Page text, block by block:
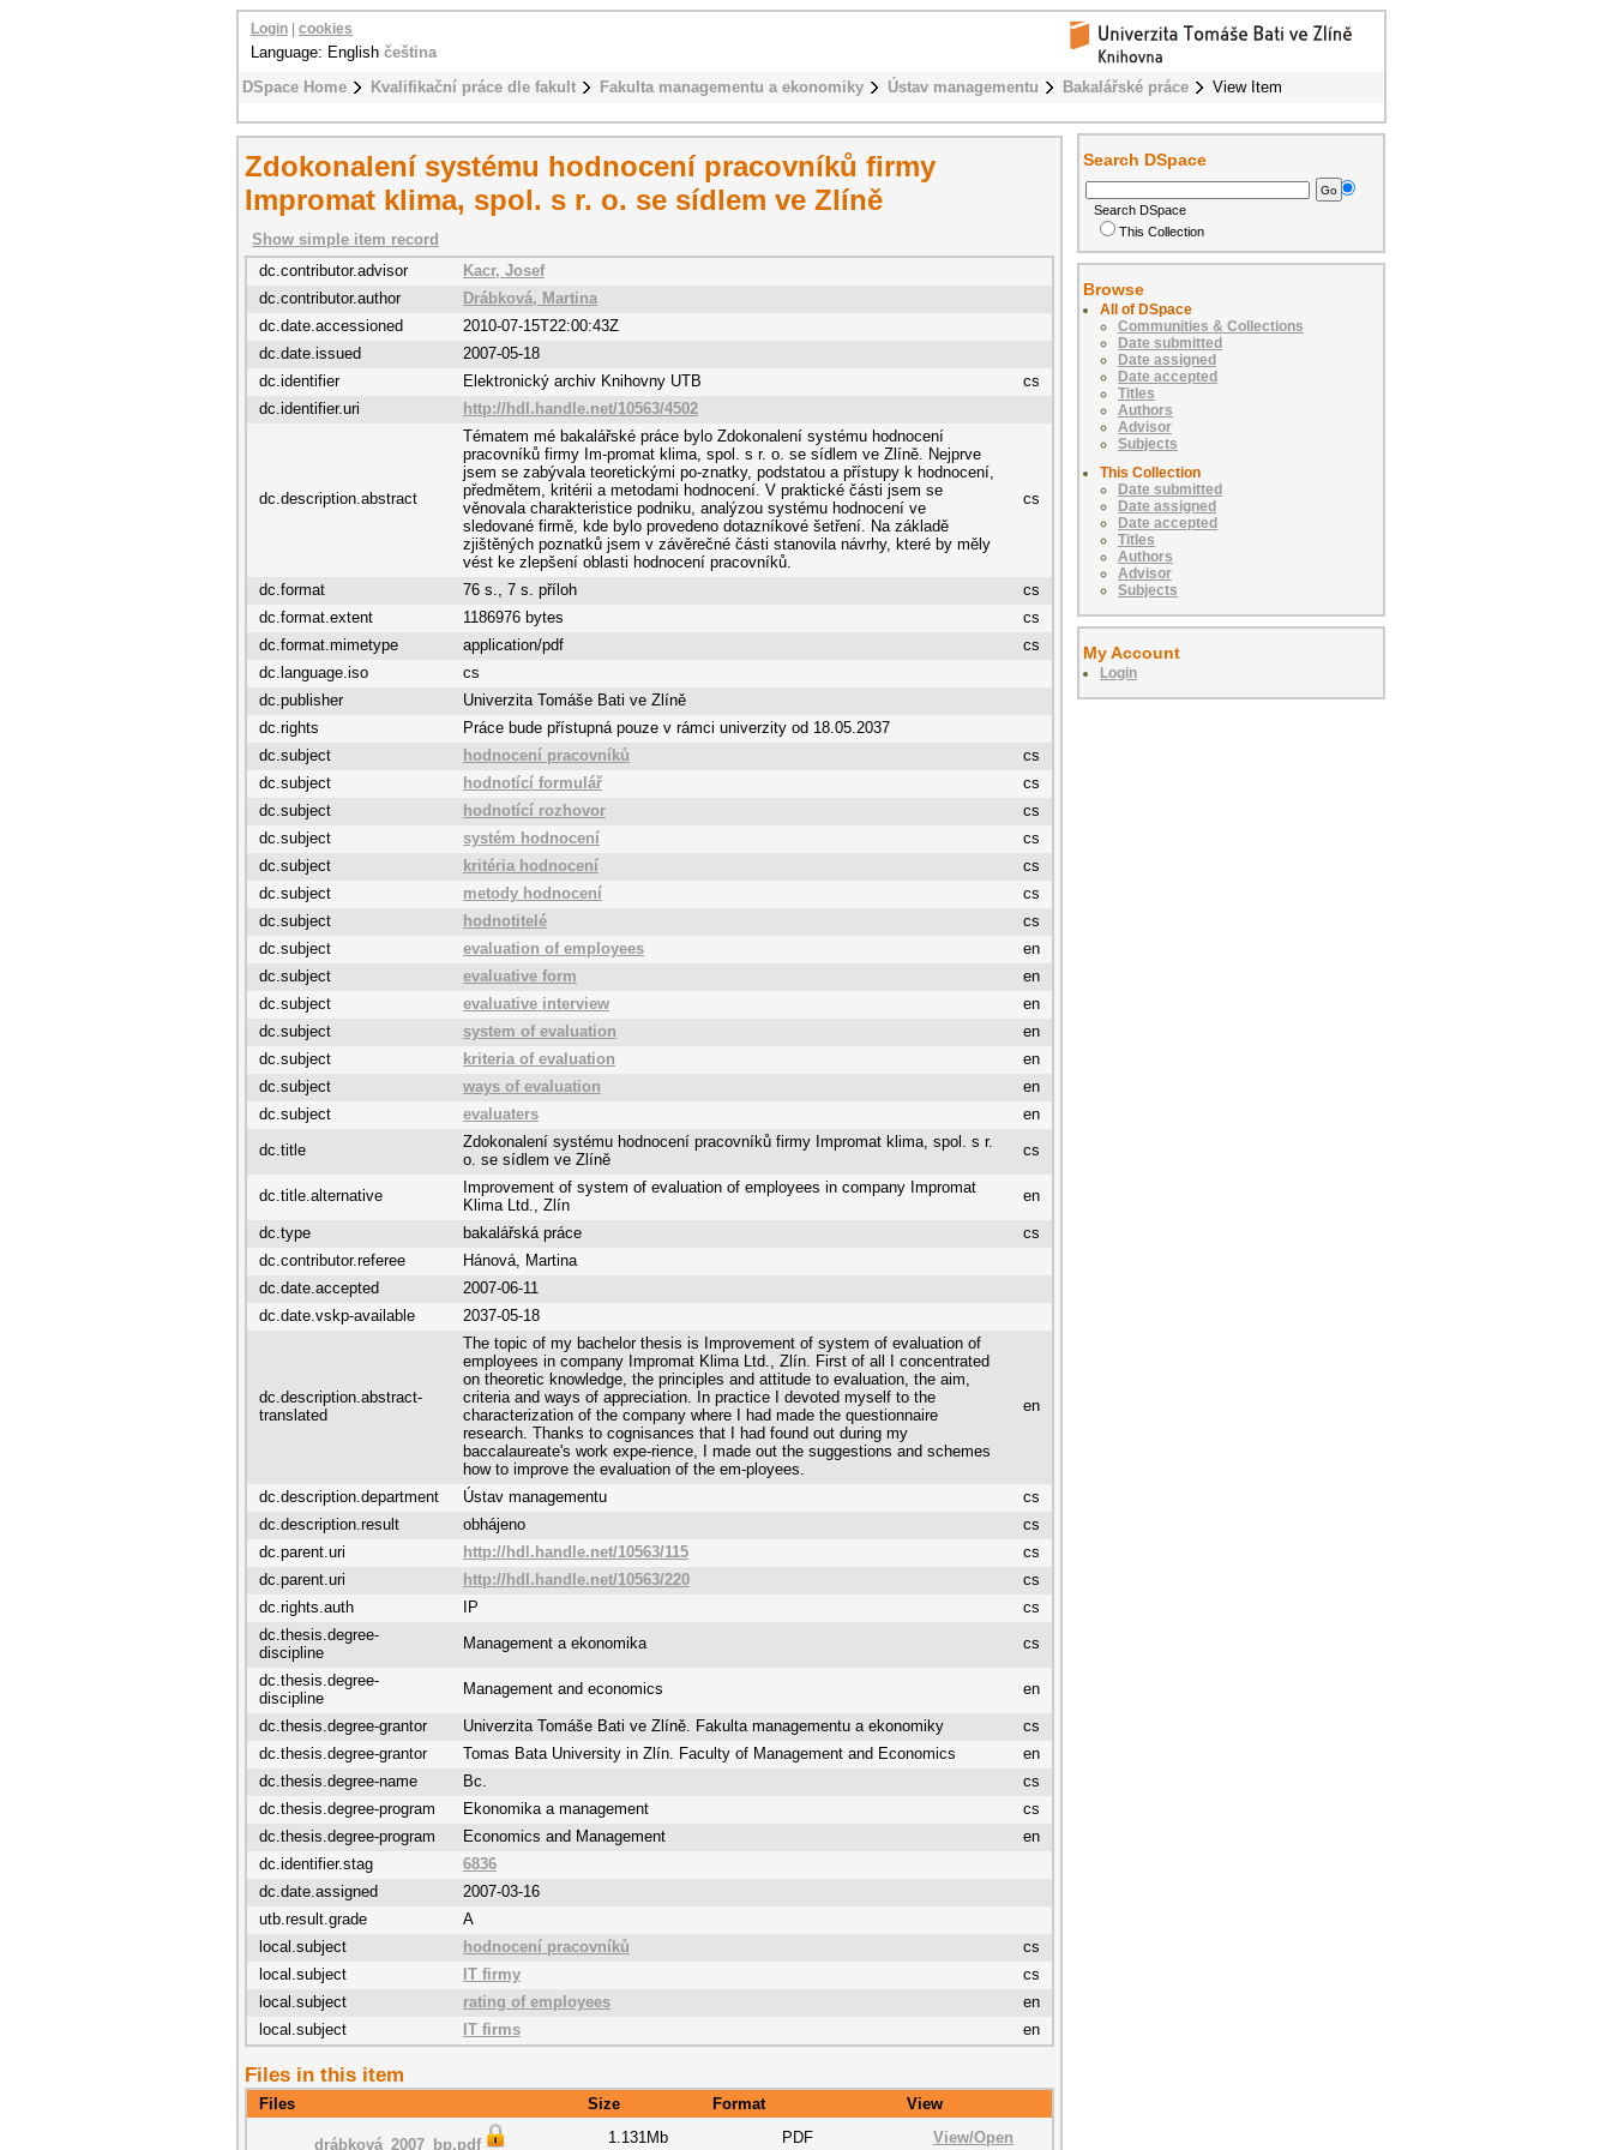
DSpace Home Kvalifikační práce dle fakult Fakulta managementu a ekonomiky Ústav managementu Bakalářské práce View Item
Login cookies
Language: English čeština
Zdokonalení systému hodnocení pracovníků firmy
Impromat klima, spol. s r. o. se sídlem ve Zlíně
Show simple item record
dc.contributor.advisor
Kacr, Josef
dc.contributor.author
Drábková, Martina
dc.date.accessioned
2010-07-15T22:00:43Z
dc.date.issued
2007-05-18
dc.identifier
Elektronický archiv Knihovny UTB
cs
dc.identifier.uri
http://hdl.handle.net/10563/4502
dc.description.abstract
Tématem mé bakalářské práce bylo Zdokonalení systému hodnocení
pracovníků firmy Im-promat klima, spol. s r. o. se sídlem ve Zlíně. Nejprve
jsem se zabývala teoretickými po-znatky, podstatou a přístupy k hodnocení,
předmětem, kritérii a metodami hodnocení. V praktické části jsem se
věnovala charakteristice podniku, analýzou systému hodnocení ve
sledované firmě, kde bylo provedeno dotazníkové šetření. Na základě
zjištěných poznatků jsem v závěrečné části stanovila návrhy, které by měly
vést ke zlepšení oblasti hodnocení pracovníků.
cs
dc.format 76 s., 7 s. příloh
cs
dc.format.extent
1186976 bytes
cs
dc.format.mimetype
application/pdf
cs
dc.language.iso
cs
dc.publisher
Univerzita Tomáše Bati ve Zlíně
dc.rights
Práce bude přístupná pouze v rámci univerzity od 18.05.2037
dc.subject
hodnocení pracovníků
cs
dc.subject
hodnotící formulář
cs
dc.subject
hodnotící rozhovor
cs
dc.subject
systém hodnocení
cs
dc.subject
kritéria hodnocení
cs
dc.subject
metody hodnocení
cs
dc.subject
hodnotitelé
cs
dc.subject
evaluation of employees
en
dc.subject
evaluative form
en
dc.subject
evaluative interview
en
dc.subject
system of evaluation
en
dc.subject
kriteria of evaluation
en
dc.subject
ways of evaluation
en
dc.subject
evaluaters
en
dc.title
Zdokonalení systému hodnocení pracovníků firmy Impromat klima, spol. s r.
o. se sídlem ve Zlíně
cs
dc.title.alternative
Improvement of system of evaluation of employees in company Impromat
Klima Ltd., Zlín
en
dc.type bakalářská práce
cs
dc.contributor.referee
Hánová, Martina
dc.date.accepted
2007-06-11
dc.date.vskp-available
2037-05-18
dc.description.abstract-
translated
The topic of my bachelor thesis is Improvement of system of evaluation of
employees in company Impromat Klima Ltd., Zlín. First of all I concentrated
on theoretic knowledge, the principles and attitude to evaluation, the aim,
criteria and ways of appreciation. In practice I devoted myself to the
characterization of the company where I had made the questionnaire
research. Thanks to cognisances that I had found out during my
baccalaureate's work expe-rience, I made out the suggestions and schemes
how to improve the evaluation of the em-ployees.
en
dc.description.department Ústav managementu
cs
dc.description.result
obhájeno
cs
dc.parent.uri
http://hdl.handle.net/10563/115
cs
dc.parent.uri
http://hdl.handle.net/10563/220
cs
dc.rights.auth
IP
cs
dc.thesis.degree-
discipline
Management a ekonomika cs
dc.thesis.degree-
discipline
Management and economics en
dc.thesis.degree-grantor Univerzita Tomáše Bati ve Zlíně. Fakulta managementu a ekonomiky
cs
dc.thesis.degree-grantor
Tomas Bata University in Zlín. Faculty of Management and Economics
en
dc.thesis.degree-name
Bc.
cs
dc.thesis.degree-program
Ekonomika a management
cs
dc.thesis.degree-program
Economics and Management
en
dc.identifier.stag
6836
dc.date.assigned
2007-03-16
utb.result.grade
A
local.subject
hodnocení pracovníků
cs
local.subject
IT firmy
cs
local.subject
rating of employees
en
local.subject
IT firms en
Files in this item
Files Size Format View
drábková_2007_bp.pdf 1.131Mb PDF View/Open
Search DSpace
Search DSpace
This Collection
Browse
All of DSpace
Communities & Collections
Date submitted
Date assigned
Date accepted
Titles
Authors
Advisor
Subjects
This Collection
Date submitted
Date assigned
Date accepted
Titles
Authors
Advisor
Subjects
My Account
Login